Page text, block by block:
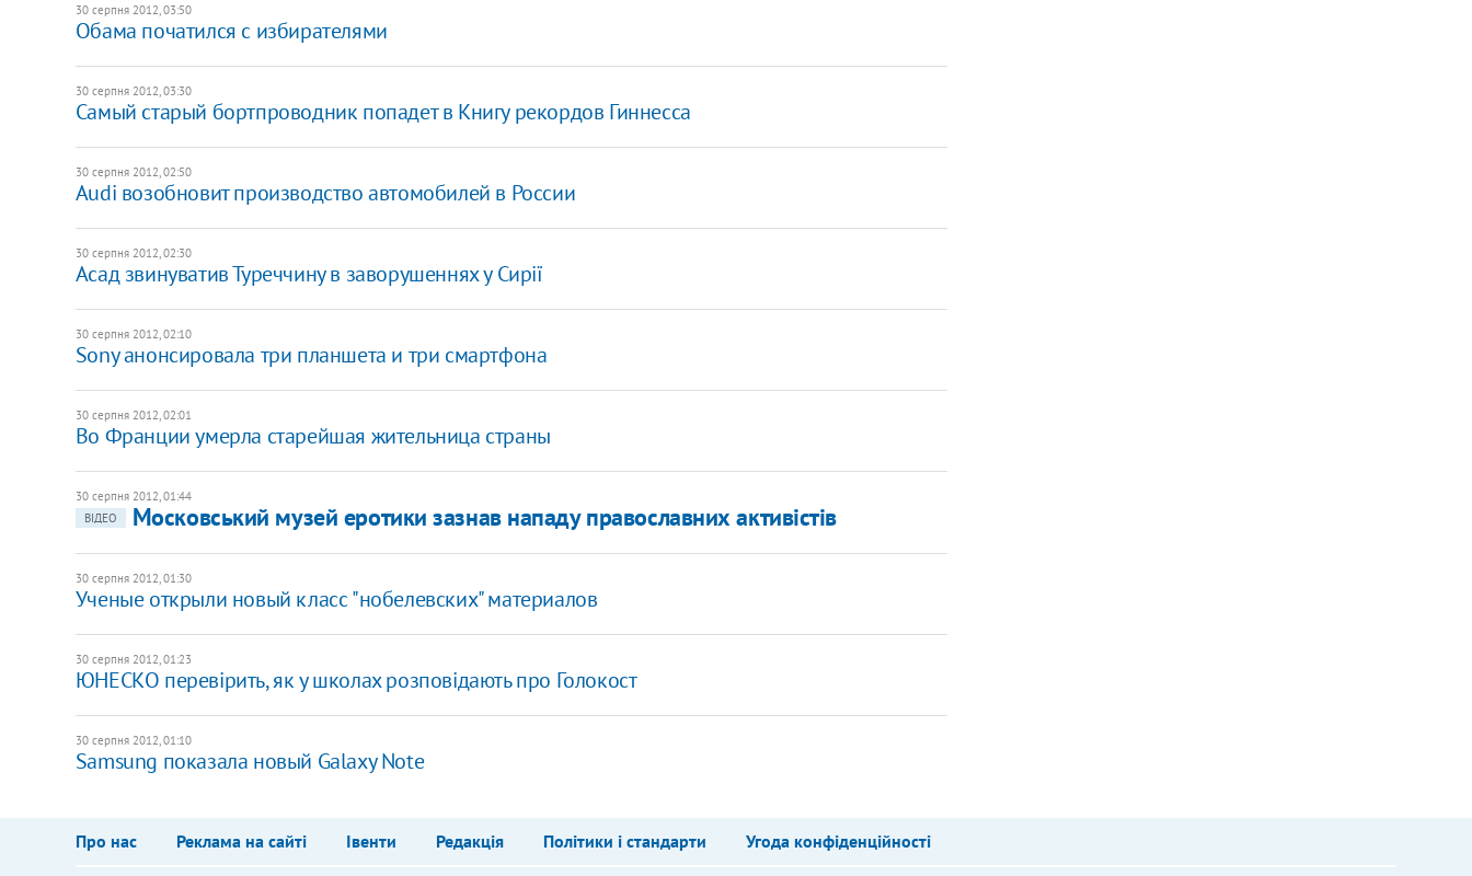
30 серпня 2012, 03:50
Обама початился с избирателями
30 серпня 2012, 03:30
Самый старый бортпроводник попадет в Книгу рекордов Гиннесса
30 серпня 2012, 02:50
Audi возобновит производство автомобилей в России
30 серпня 2012, 02:30
Асад звинуватив Туреччину в заворушеннях у Сирії
30 серпня 2012, 02:10
Sony анонсировала три планшета и три смартфона
30 серпня 2012, 02:01
Во Франции умерла старейшая жительница страны
30 серпня 2012, 01:44
ВІДЕО
Московський музей еротики зазнав нападу православних активістів
30 серпня 2012, 01:30
Ученые открыли новый класс "нобелевских" материалов
30 серпня 2012, 01:23
ЮНЕСКО перевірить, як у школах розповідають про Голокост
30 серпня 2012, 01:10
Samsung показала новый Galaxy Note
Про нас Реклама на сайті Івенти Редакція Політики і стандарти Угода конфіденційності